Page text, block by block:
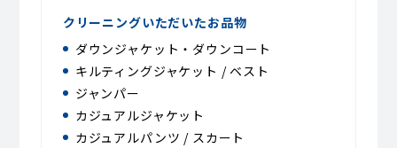
クリーニングいただいたお品物
ダウンジャケット・ダウンコート
キルティングジャケット / ベスト
ジャンパー
カジュアルジャケット
カジュアルパンツ / スカート